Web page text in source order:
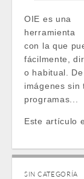
OIE es una
herramienta
con la que
fácilmente,
o habitual.
imágenes sin
programas...
Este artículo
SIN CATEGORÍA